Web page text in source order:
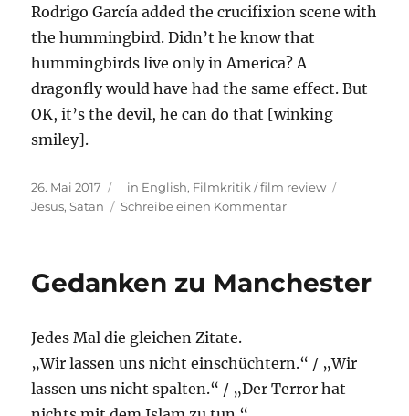
Rodrigo García added the crucifixion scene with
the hummingbird. Didn’t he know that
hummingbirds live only in America? A
dragonfly would have had the same effect. But
OK, it’s the devil, he can do that [winking
smiley].
Veröffentlicht
am
26. Mai 2017 Kategorien
_ in English, Filmkritik / film review
Jesus,Satan Schreibe einen Kommentarzu
„Last
Desert“
Gedanken zu Manchester
Jedes Mal die gleichen Zitate.
„Wir lassen uns nicht einschüchtern.“ / „Wir
lassen uns nicht spalten.“ / „Der Terror hat